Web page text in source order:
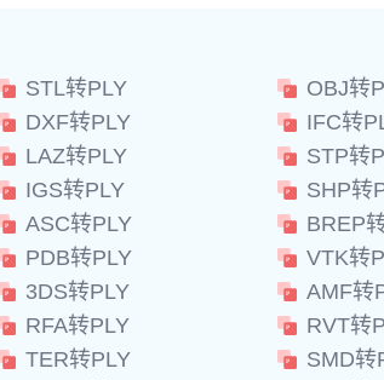
STL转PLY
OBJ转
DXF转PLY
IFC转
LAZ转PLY
STP转
IGS转PLY
SHP转
ASC转PLY
BREP
PDB转PLY
VTK转
3DS转PLY
AMF转
RFA转PLY
RVT转
TER转PLY
SMD转